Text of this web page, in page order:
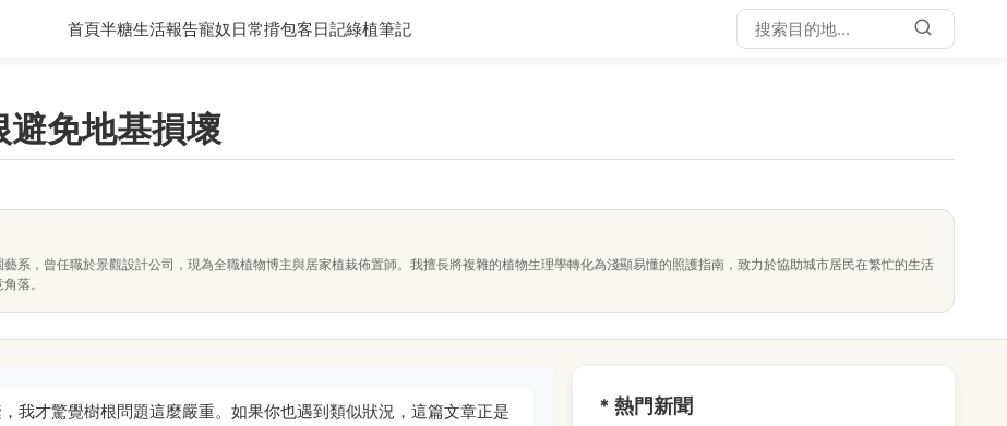
首頁半糖生活報告寵奴日常揹包客日記綠植筆記
避免地基損壞
系，曾任職於景觀設計公司，現為全職植物博主與居家植栽佈置師。我擅長將複雜的植物生理學轉化為淺顯易懂的照護指南，致力於協助城市居民在繁忙的生活
落。
我才驚覺樹根問題這麼嚴重。如果你也遇到類似狀況，這篇文章正是
* 熱門新聞